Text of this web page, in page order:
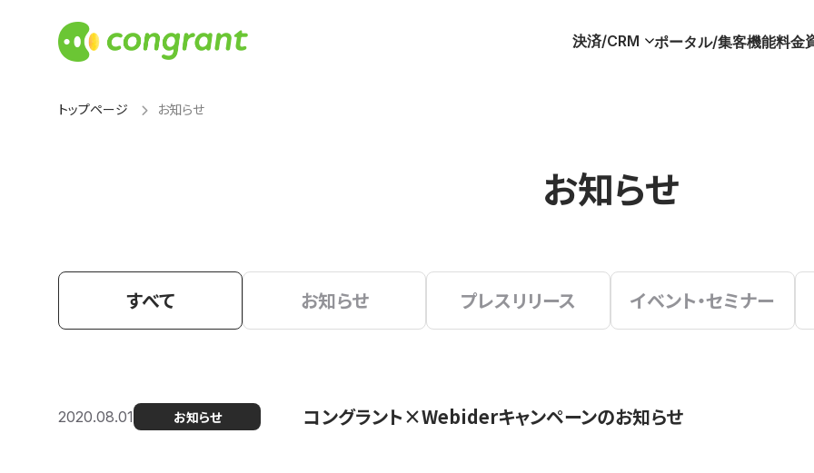
決済/CRM ポータル/集客機能料金
トップページ お知らせ
お知らせ
すべて お知らせ プレスリリース イベント・セミナー
2020.08.01 お知らせ コングラント×Webiderキャンペーンのお知らせ